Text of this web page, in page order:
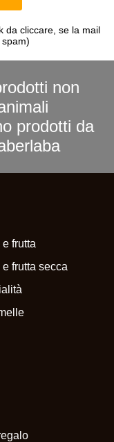
da cliccare, se la mail
non
prodotti da
e frutta
e frutta secca